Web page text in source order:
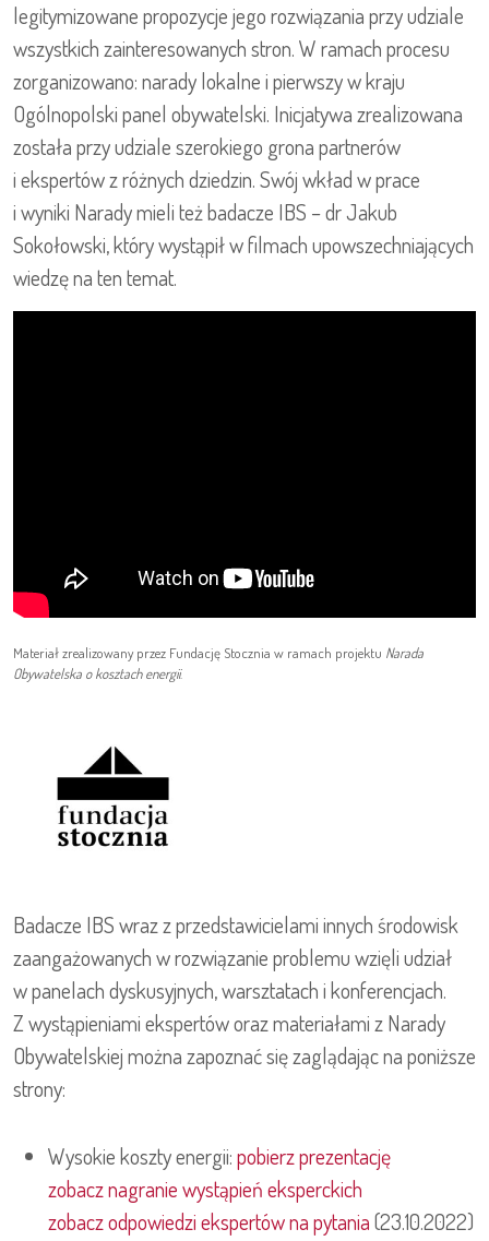
legitymizowane propozycje jego rozwiązania przy udziale
wszystkich zainteresowanych stron. W ramach procesu
zorganizowano: narady lokalne i pierwszy w kraju
Ogólnopolski panel obywatelski. Inicjatywa zrealizowana
została przy udziale szerokiego grona partnerów
i ekspertów z różnych dziedzin. Swój wkład w prace
i wyniki Narady mieli też badacze IBS – dr Jakub
Sokołowski, który wystąpił w filmach upowszechniających
wiedzę na ten temat.
Materiał zrealizowany przez Fundację Stocznia w ramach projektu Narada
Obywatelska o kosztach energii.
Badacze IBS wraz z przedstawicielami innych środowisk
zaangażowanych w rozwiązanie problemu wzięli udział
w panelach dyskusyjnych, warsztatach i konferencjach.
Z wystąpieniami ekspertów oraz materiałami z Narady
Obywatelskiej można zapoznać się zaglądając na poniższe
strony:
Wysokie koszty energii:pobierz prezentację
zobacz nagranie wystąpień eksperckich
zobacz odpowiedzi ekspertów na pytania(23.10.2022)